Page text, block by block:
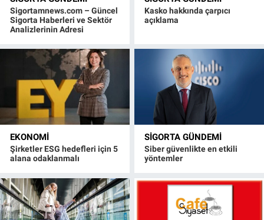
Sigortamnews.com – Güncel
Sigorta Haberleri ve Sektör
Analizlerinin Adresi
Kasko hakkında çarpıcı
açıklama
EKONOMI
Şirketler ESG hedefleri için 5
alana odaklanmalı
SIGORTA GÜNDEMI
Siber güvenlikte en etkili
yöntemler